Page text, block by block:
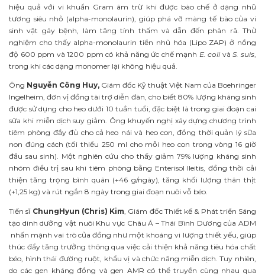
hiệu quả với vi khuẩn Gram âm trừ khi được bào chế ở dạng nhũ
tương siêu nhỏ (alpha-monolaurin), giúp phá vỡ màng tế bào của vi
sinh vật gây bệnh, làm tăng tính thấm và dẫn đến phân rã. Thử
nghiệm cho thấy alpha-monolaurin tiền nhũ hóa (Lipo ZAP) ở nồng
độ 600 ppm và 1200 ppm có khả năng ức chế mạnh E. coli vàS. suis
trong khi các dạng monomer lại không hiệu quả.
Ông Nguyễn Công Huy, Giám đốc Kỹ thuật Việt Nam của Boehringer
Ingelheim, đơn vị đồng tài trợ diễn đàn, cho biết 80% lượng kháng sinh
được sử dụng cho heo dưới 10 tuần tuổi, đặc biệt là trong giai đoạn cai
sữa khi miễn dịch suy giảm. Ông khuyến nghị xây dựng chương trình
tiêm phòng đầy đủ cho cả heo nái và heo con, đồng thời quản lý sữa
non đúng cách (tối thiểu 250 ml cho mỗi heo con trong vòng 16 giờ
đầu sau sinh). Một nghiên cứu cho thấy giảm 79% lượng kháng sinh
nhóm điều trị sau khi tiêm phòng bằng Enterisol Ileitis, đồng thời cải
thiện tăng trọng bình quân (+46 g/ngày), tăng khối lượng thân thịt
(+1,25 kg) và rút ngắn 8 ngày trong giai đoạn nuôi vỗ béo.
Tiến sĩChungHyun (Chris) Kim, Giám đốc Thiết kế & Phát triển Sáng
tạo dinh dưỡng vật nuôi Khu vực Châu Á – Thái Bình Dương của ADM
nhấn mạnh vai trò của đồng như một khoáng vi lượng thiết yếu, giúp
thúc đẩy tăng trưởng thông qua việc cải thiện khả năng tiêu hóa chất
béo, hình thái đường ruột, khẩu vị và chức năng miễn dịch. Tuy nhiên,
do các gen kháng đồng và gen AMR có thể truyền cùng nhau qua